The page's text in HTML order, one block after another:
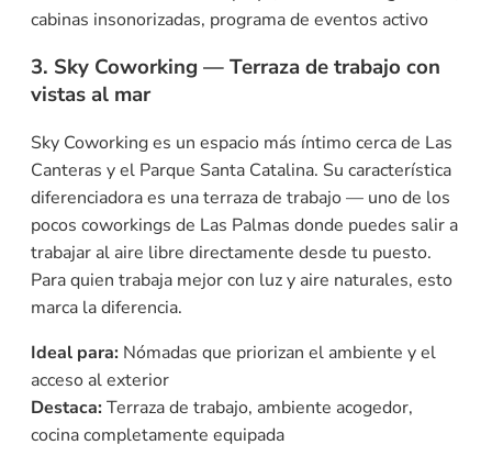
cabinas insonorizadas, programa de eventos activo
3. Sky Coworking — Terraza de trabajo con
vistas al mar
Sky Coworking es un espacio más íntimo cerca de Las
Canteras y el Parque Santa Catalina. Su característica
diferenciadora es una terraza de trabajo — uno de los
pocos coworkings de Las Palmas donde puedes salir a
trabajar al aire libre directamente desde tu puesto.
Para quien trabaja mejor con luz y aire naturales, esto
marca la diferencia.
Ideal para: Nómadas que priorizan el ambiente y el
acceso al exterior
Destaca: Terraza de trabajo, ambiente acogedor,
cocina completamente equipada